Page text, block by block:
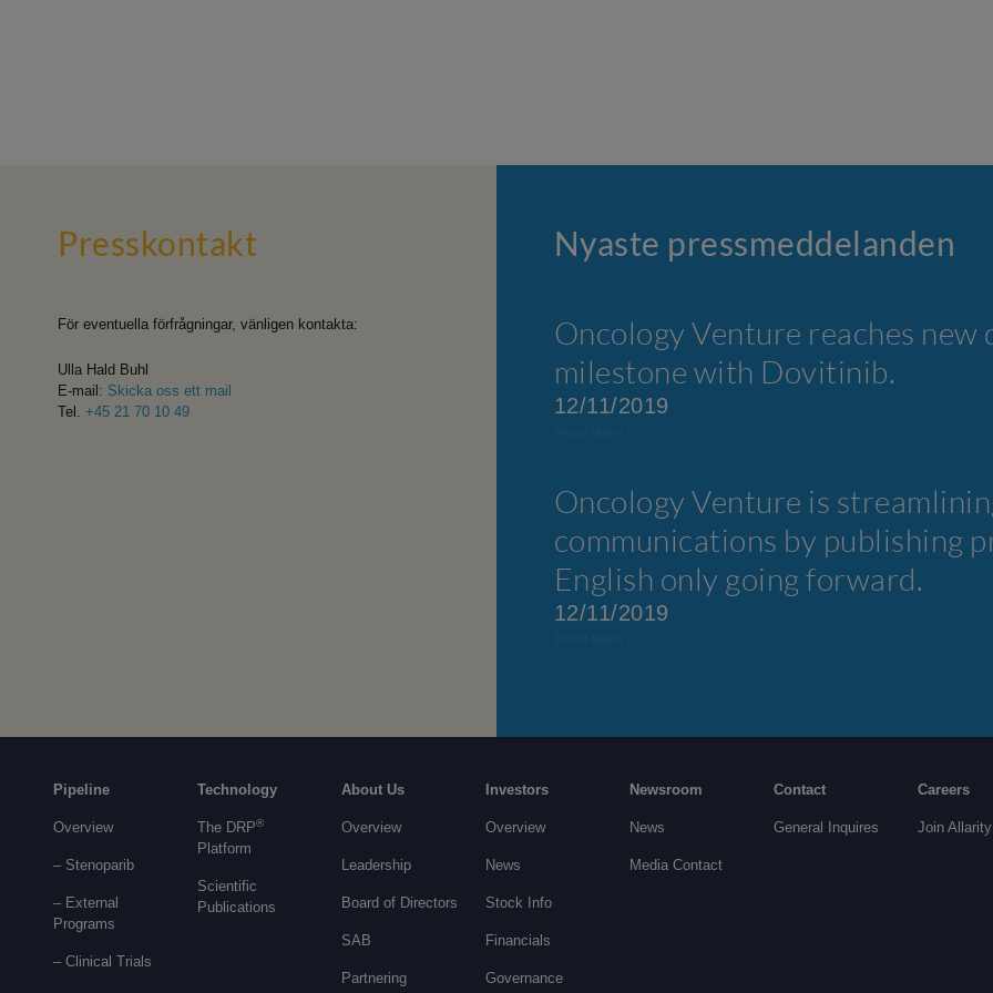
Press­kontakt
För eventuella förfrågningar, vänligen kontakta:
Ulla Hald Buhl
E-mail: Skicka oss ett mail
Tel. +45 21 70 10 49
Nyaste press­meddelanden
Oncology Venture reaches new
milestone with Dovitinib.
12/11/2019
Oncology Venture is
communications by publishing
English only going forward.
12/11/2019
Pipeline
Overview
– Stenoparib
– External
Programs
– Clinical Trials
Technology
The DRP®
Platform
Scientific
Publications
About Us
Overview
Leadership
Board of Directors
SAB
Partnering
Investors
Overview
News
Stock Info
Financials
Governance
Newsroom
News
Media Contact
Contact
General Inquires
Careers
Join Allarity